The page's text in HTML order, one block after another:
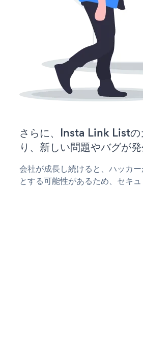
さらに、Insta Link Listの
り、新しい問題やバグが
会社が成長し続けると、ハッカ
とする可能性があるため、セキ